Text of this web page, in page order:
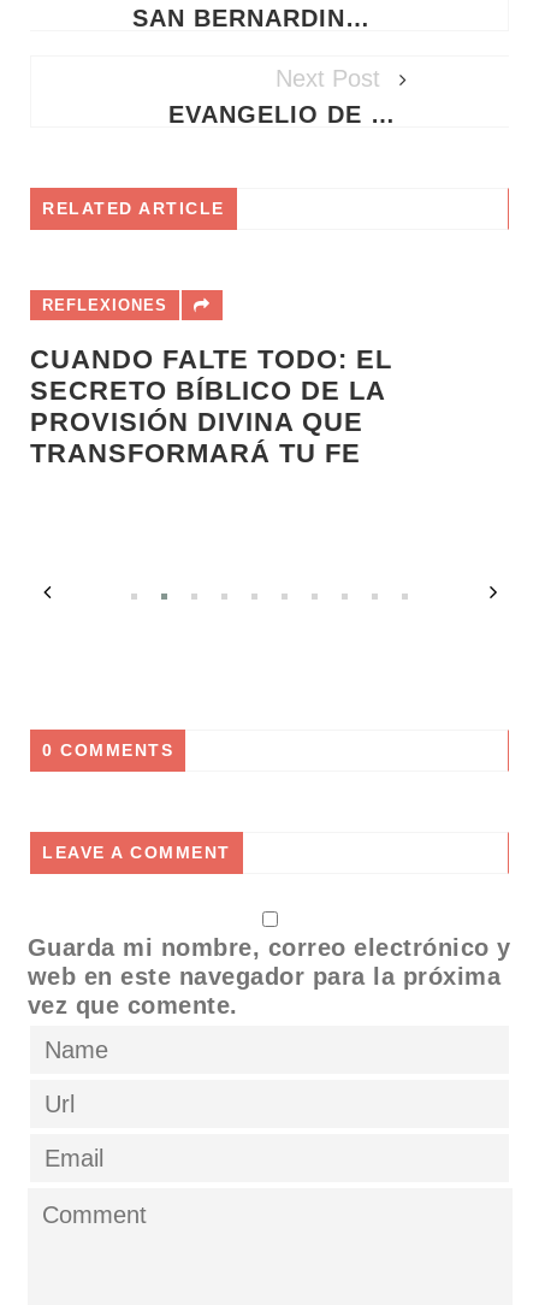
SAN BERNARDINO DE SIENA: SANTORAL DEL MIÉRCOLES 20 DE MAYO DE 2026
Next Post
EVANGELIO DE HOY MIÉRCOLES 20 DE MAYO DE 2026 - REFLEXIÓN Y AUDIO
RELATED ARTICLE
REFLEXIONES
CUANDO FALTE TODO: EL
SECRETO BÍBLICO DE LA
PROVISIÓN DIVINA QUE
TRANSFORMARÁ TU FE
0 COMMENTS
LEAVE A COMMENT
Guarda mi nombre, correo electrónico y
web en este navegador para la próxima
vez que comente.